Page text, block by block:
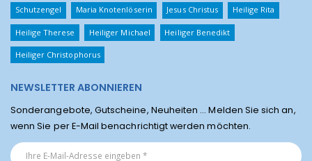
Schutzengel Maria Knotenlöserin Jesus Christus Heilige Rita
Heilige Therese Heiliger Michael Heiliger Benedikt
Heiliger Christophorus
NEWSLETTER ABONNIEREN
Sonderangebote, Gutscheine, Neuheiten ... Melden Sie sich an,
wenn Sie per E-Mail benachrichtigt werden möchten.